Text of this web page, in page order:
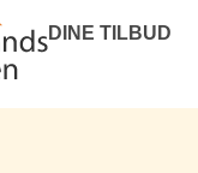
DINE TILBUD